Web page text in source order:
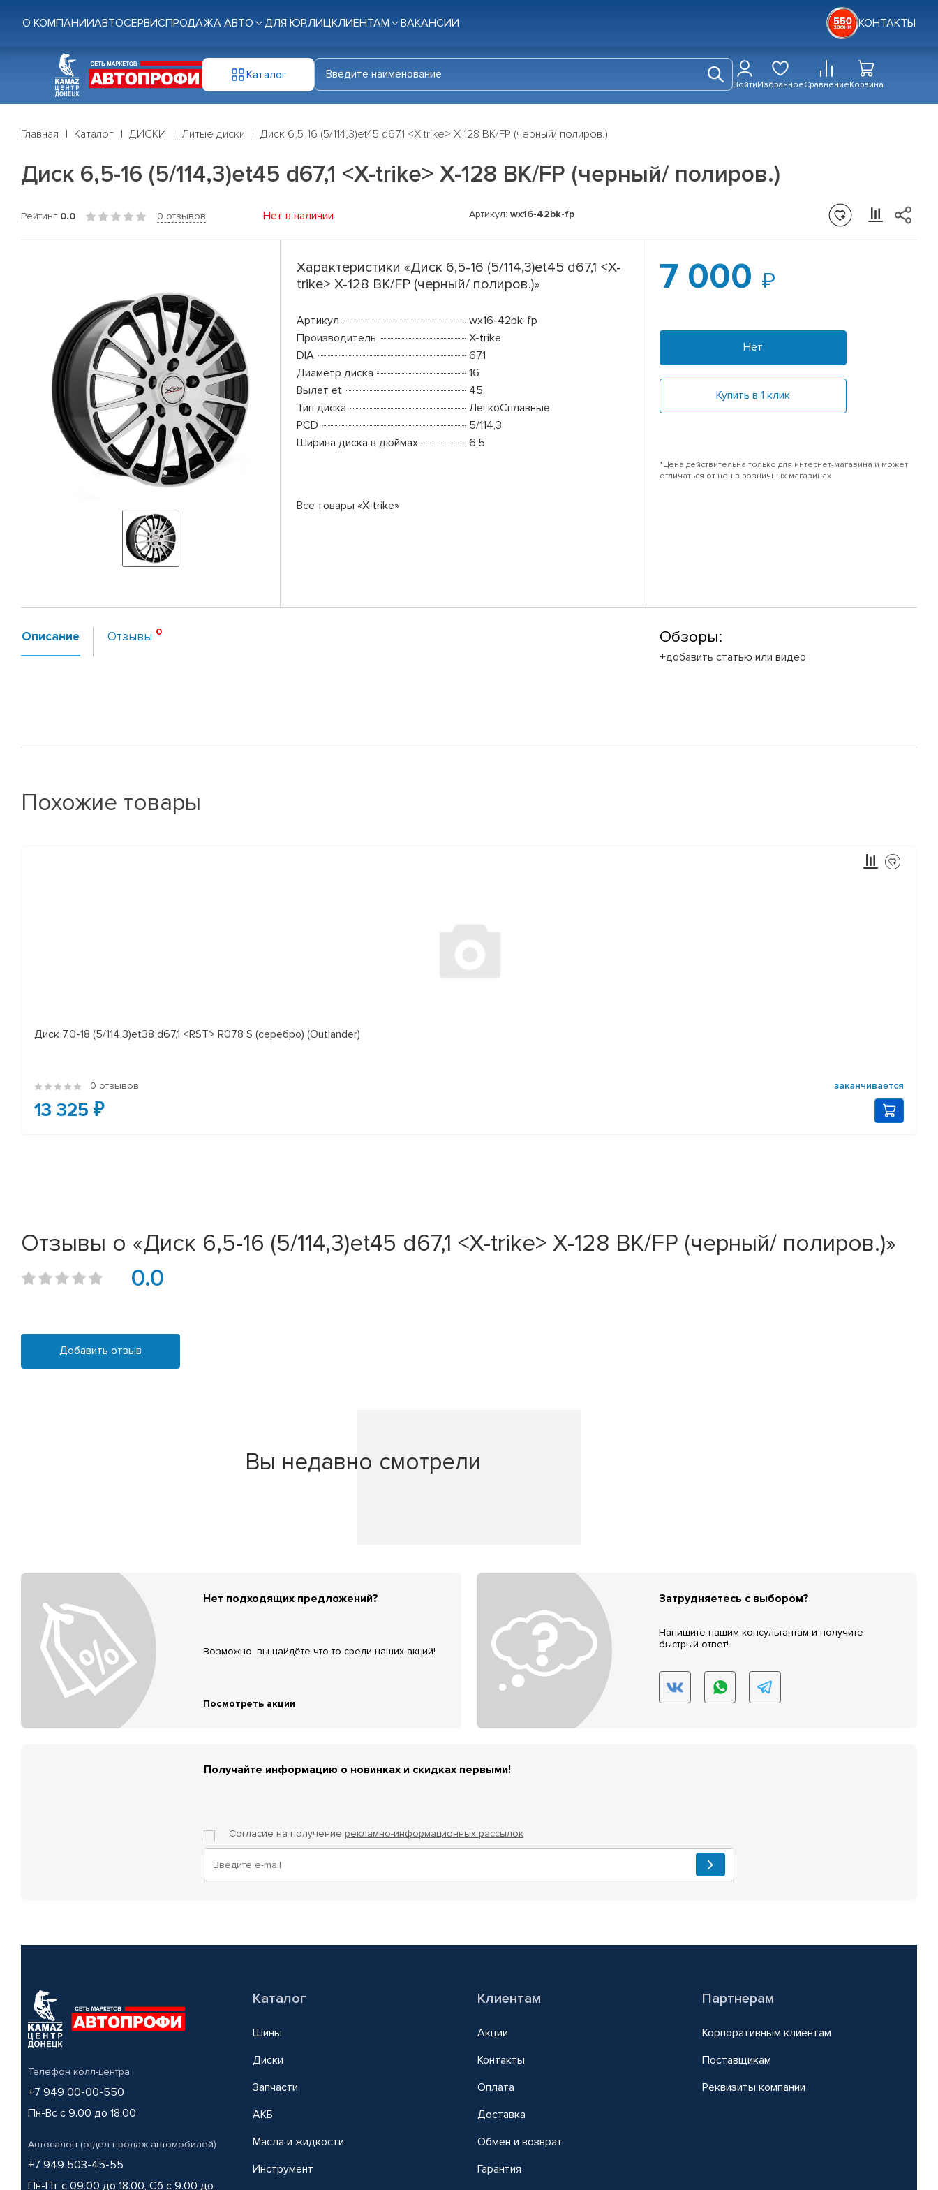
О КОМПАНИИАВТОСЕРВИСПРОДАЖА АВТО ДЛЯ ЮР.ЛИЦКЛИЕНТАМ ВАКАНСИИ КОНТАКТЫ
Каталог
ВойтиИзбранноеСравнениеКорзина
Главная Каталог ДИСКИ Литые диски Диск 6,5-16 (5/114,3)et45 d67,1 <X-trike> X-128 BK/FP (черный/ полиров.)
Диск 6,5-16 (5/114,3)et45 d67,1 <X-trike> X-128 BK/FP (черный/ полиров.)
Рейтинг 0.0 0 отзывов Нет в наличии Артикул: wx16-42bk-fp
Характеристики «Диск 6,5-16 (5/114,3)et45 d67,1 <X-
trike> X-128 BK/FP (черный/ полиров.)»
Артикул
wx16-42bk-fp
Производитель
X-trike
DIA
67.1
Диаметр диска
16
Вылет et
45
Тип диска
ЛегкоСплавные
PCD
5/114,3
Ширина диска в дюймах
6,5
Все товары «X-trike»
7 000
Нет
Купить в 1 клик
*Цена действительна только для интернет-магазина и может
отличаться от цен в розничных магазинах
Описание Отзывы Обзоры:
+добавить статью или видео
Похожие товары
Диск 7,0-18 (5/114,3)et38 d67,1 <RST> R078 S (серебро) (Outlander)
0 отзывов заканчивается
13 325 ₽
Отзывы о «Диск 6,5-16 (5/114,3)et45 d67,1 <X-trike> X-128 BK/FP (черный/ полиров.)»
0.0
Добавить отзыв
Вы недавно смотрели
Нет подходящих предложений?
Возможно, вы найдёте что-то среди наших акций!
Посмотреть акции
Затрудняетесь с выбором?
Напишите нашим консультантам и получите
быстрый ответ!
Получайте информацию о новинках и скидках первыми!
Согласие на получение рекламно-информационных рассылок
Телефон колл-центра
+7 949 00-00-550
Пн-Вс с 9.00 до 18.00
Автосалон (отдел продаж автомобилей)
+7 949 503-45-55
Пн-Пт с 09.00 до 18.00, Сб с 9.00 до
Каталог
Шины
Диски
Запчасти
АКБ
Масла и жидкости
Инструмент
Клиентам
Акции
Контакты
Оплата
Доставка
Обмен и возврат
Гарантия
Партнерам
Корпоративным клиентам
Поставщикам
Реквизиты компании